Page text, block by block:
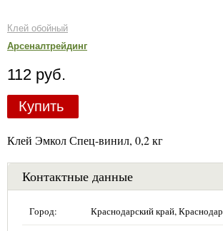
Клей обойный
Арсеналтрейдинг
112 руб.
Купить
Клей Эмкол Спец-винил, 0,2 кг
Контактные данные
Город: Краснодарский край, Краснодар